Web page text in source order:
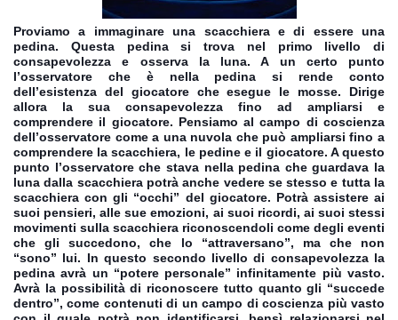
Proviamo a immaginare una scacchiera e di essere una
pedina. Questa pedina si trova nel primo livello di
consapevolezza e osserva la luna. A un certo punto
l’osservatore che è nella pedina si rende conto
dell’esistenza del giocatore che esegue le mosse. Dirige
allora la sua consapevolezza fino ad ampliarsi e
comprendere il giocatore. Pensiamo al campo di coscienza
dell’osservatore come a una nuvola che può ampliarsi fino a
comprendere la scacchiera, le pedine e il giocatore. A questo
punto l’osservatore che stava nella pedina che guardava la
luna dalla scacchiera potrà anche vedere se stesso e tutta la
scacchiera con gli “occhi” del giocatore. Potrà assistere ai
suoi pensieri, alle sue emozioni, ai suoi ricordi, ai suoi stessi
movimenti sulla scacchiera riconoscendoli come degli eventi
che gli succedono, che lo “attraversano”, ma che non
“sono” lui. In questo secondo livello di consapevolezza la
pedina avrà un “potere personale” infinitamente più vasto.
Avrà la possibilità di riconoscere tutto quanto gli “succede
dentro”, come contenuti di un campo di coscienza più vasto